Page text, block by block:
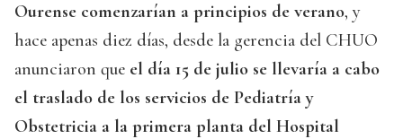
Ourense comenzarían a principios de verano, y
hace apenas diez días, desde la gerencia del CHUO
anunciaron que el día 15 de julio se llevaría a cabo
el traslado de los servicios de Pediatría y
Obstetricia a la primera planta del Hospital